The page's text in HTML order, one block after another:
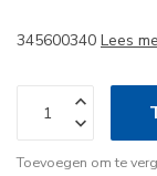
345600340 Lees
Toevoegen om te